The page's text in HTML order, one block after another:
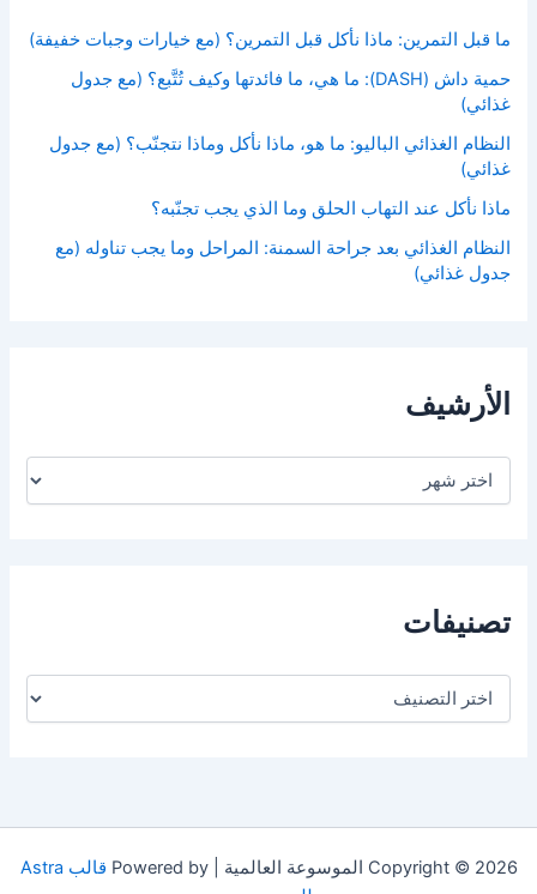
ما قبل التمرين: ماذا نأكل قبل التمرين؟ (مع خيارات وجبات خفيفة)
حمية داش (DASH): ما هي، ما فائدتها وكيف تُتَّبع؟ (مع جدول
غذائي)
النظام الغذائي الباليو: ما هو، ماذا نأكل وماذا نتجنّب؟ (مع جدول
غذائي)
ماذا نأكل عند التهاب الحلق وما الذي يجب تجنّبه؟
النظام الغذائي بعد جراحة السمنة: المراحل وما يجب تناوله (مع
جدول غذائي)
الأرشيف
تصنيفات
ت
Copyright © 2026 الموسوعة العالمية | Powered by
قالب Astra